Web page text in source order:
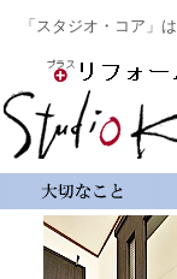
「スタジオ・コア」